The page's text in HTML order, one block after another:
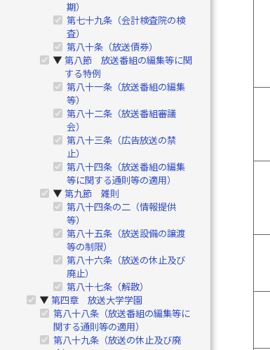
期）
第七十九条（会計検査院の検
査）
第八十条（放送債券）
▶ 第八節 放送番組の編集等に関
する特例
第八十一条（放送番組の編集
等）
第八十二条（放送番組審議
会）
第八十三条（広告放送の禁
止）
第八十四条（放送番組の編集
等に関する通則等の適用）
▶ 第九節 雑則
第八十四条の二（情報提供
等）
第八十五条（放送設備の譲渡
等の制限）
第八十六条（放送の休止及び
廃止）
第八十七条（解散）
▶ 第四章 放送大学学園
第八十八条（放送番組の編集等に
関する通則等の適用）
第八十九条（放送の休止及び廃